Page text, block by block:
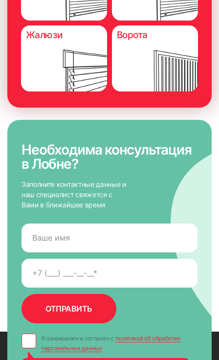
7. В нижнем штапике просверлить отверстия сверлом
размера 3 мм для установки лески
8. Закрепить края лески в отверстиях с помощью заглушек
Жалюзи Ворота
Необходима консультация
в Лобне?
Заполните контактные данные и
наш специалист свяжется с
Вами в ближайшее время
Я ознакомлен и согласен с политикой об обработке
персональных данных